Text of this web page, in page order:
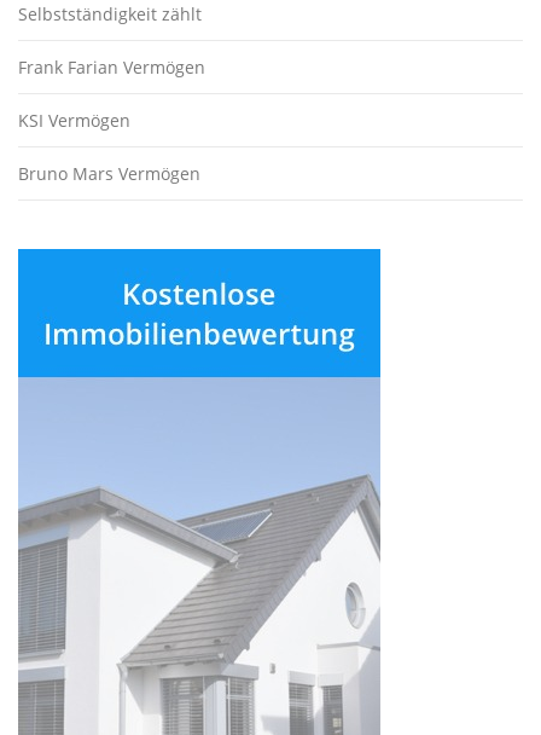
Selbstständigkeit zählt
Frank Farian Vermögen
KSI Vermögen
Bruno Mars Vermögen